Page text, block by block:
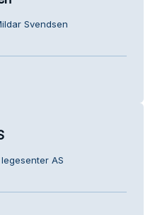
Svendsen
AS